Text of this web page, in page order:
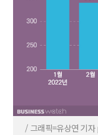
/ 그래픽=유상연 기